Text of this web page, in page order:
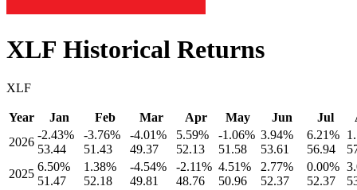
XLF Historical Returns
XLF
Year Jan Feb Mar Apr May Jun Jul
2026
-2.43%
53.44
-3.76%
51.43
-4.01%
49.37
5.59%
52.13
-1.06%
51.58
3.94%
53.61
6.21%
56.94
2025
6.50%
51.47
1.38%
52.18
-4.54%
49.81
-2.11%
48.76
4.51%
50.96
2.77%
52.37
0.00%
52.37